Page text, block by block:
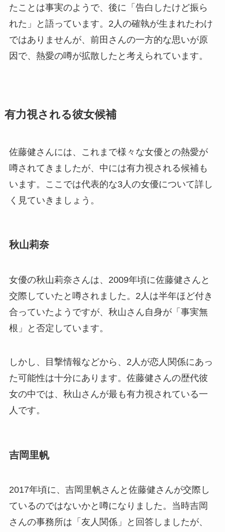
たことは事実のようで、後に「告白したけど振ら
れた」と語っています。2人の確執が生まれたわけ
ではありませんが、前田さんの一方的な思いが原
因で、熱愛の噂が拡散したと考えられています。
有力視される彼女候補
佐藤健さんには、これまで様々な女優との熱愛が
噂されてきましたが、中には有力視される候補も
います。ここでは代表的な3人の女優について詳し
く見ていきましょう。
秋山莉奈
女優の秋山莉奈さんは、2009年頃に佐藤健さんと
交際していたと噂されました。2人は半年ほど付き
合っていたようですが、秋山さん自身が「事実無
根」と否定しています。
しかし、目撃情報などから、2人が恋人関係にあっ
た可能性は十分にあります。佐藤健さんの歴代彼
女の中では、秋山さんが最も有力視されている一
人です。
吉岡里帆
2017年頃に、吉岡里帆さんと佐藤健さんが交際し
ているのではないかと噂になりました。当時吉岡
さんの事務所は「友人関係」と回答しましたが、